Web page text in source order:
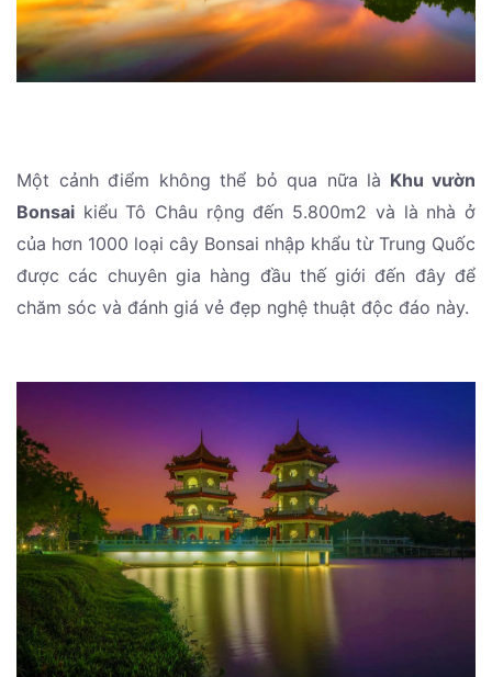
Một cảnh điểm không thể bỏ qua nữa là Khu vườn
Bonsai kiểu Tô Châu rộng đến 5.800m2 và là nhà ở
của hơn 1000 loại cây Bonsai nhập khẩu từ Trung Quốc
được các chuyên gia hàng đầu thế giới đến đây để
chăm sóc và đánh giá vẻ đẹp nghệ thuật độc đáo này.